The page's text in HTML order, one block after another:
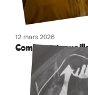
12 mars 2026
Comment